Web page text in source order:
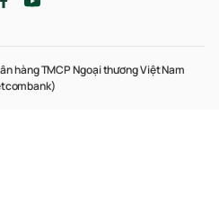
hàng TMCP Ngoại thương Việt Nam